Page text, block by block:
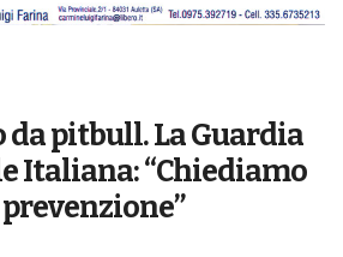
da pitbull. La Guardia
Italiana: “Chiediamo